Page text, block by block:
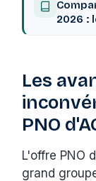
2026 :
Les
PNO
L'offre PNO
grand